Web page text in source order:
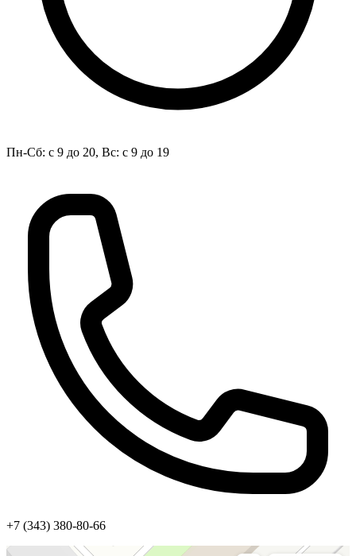
Пн-Сб: с 9 до 20, Вс: с 9 до 19
+7 (343) 380-80-66